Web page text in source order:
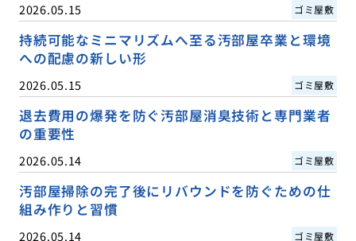
2026.05.15 ゴミ屋敷
持続可能なミニマリズムへ至る汚部屋卒業と環境
への配慮の新しい形
2026.05.15 ゴミ屋敷
退去費用の爆発を防ぐ汚部屋消臭技術と専門業者
の重要性
2026.05.14 ゴミ屋敷
汚部屋掃除の完了後にリバウンドを防ぐための仕
組み作りと習慣
2026.05.14 ゴミ屋敷